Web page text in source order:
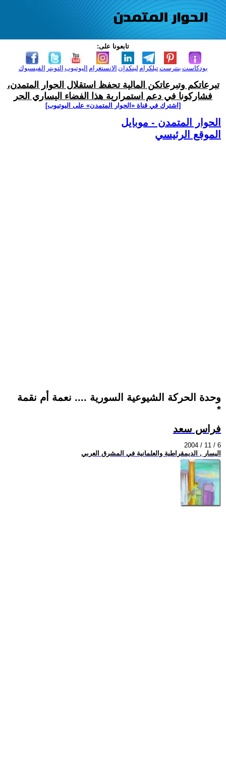
تابعونا على:
الفيسبوك التويتر اليوتيوب الانستغرام لينكدإن تيلكرامبنترست بودكاست
تبرعاتكم وتبرعاتكن المالية تحفظ استقلال الحوار المتمدن،
فشاركونا في دعم استمرارية هذا الفضاء اليساري الحر
[اشترك في قناة ‫«الحوار المتمدن» على اليوتيوب]
الحوار المتمدن - موبايل
الموقع الرئيسي
وحدة الحركة الشيوعية السورية .... نعمة أم نقمة
*
فراس سعد
2004 / 11 / 6
اليسار , الديمقراطية والعلمانية في المشرق العربي